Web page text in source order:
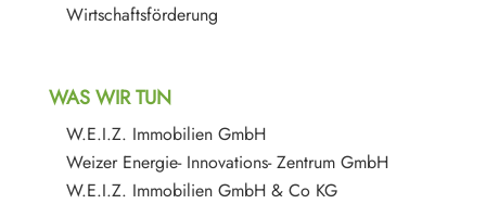
Wirtschaftsförderung
WAS WIR TUN
W.E.I.Z. Immobilien GmbH
Weizer Energie- Innovations- Zentrum GmbH
W.E.I.Z. Immobilien GmbH & Co KG